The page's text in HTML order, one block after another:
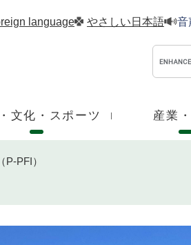
language やさしい日本語 音
文化・スポーツ 産業
PFI）